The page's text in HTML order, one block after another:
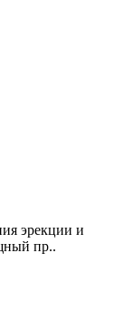
эрекции и
пр..